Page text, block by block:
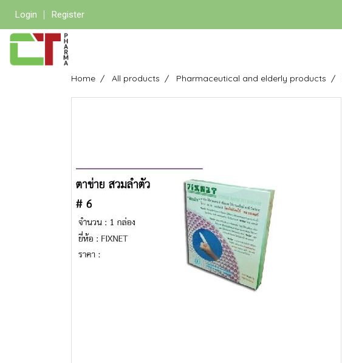
Login Register
Home All products Pharmaceutical and elderly products